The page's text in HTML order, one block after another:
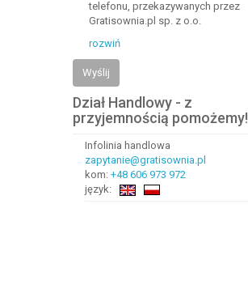
telefonu, przekazywanych przez
Gratisownia.pl sp. z o.o.
rozwiń
Wyślij
Dział Handlowy - z
przyjemnością pomożemy!
Infolinia handlowa
zapytanie@gratisownia.pl
kom: +48 606 973 972
język: